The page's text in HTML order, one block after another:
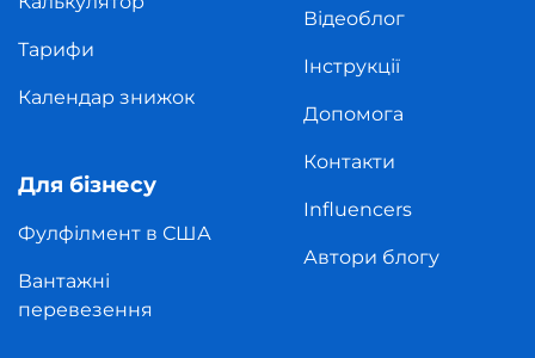
Тарифи
Календар знижок
Для бізнесу
Фулфілмент в США
Вантажні
перевезення
Відеоблог
Інструкції
Допомога
Контакти
Influencers
Автори блогу